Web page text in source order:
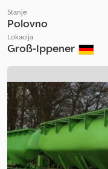
Stanje
Polovno
Lokacija
Groß-Ippener